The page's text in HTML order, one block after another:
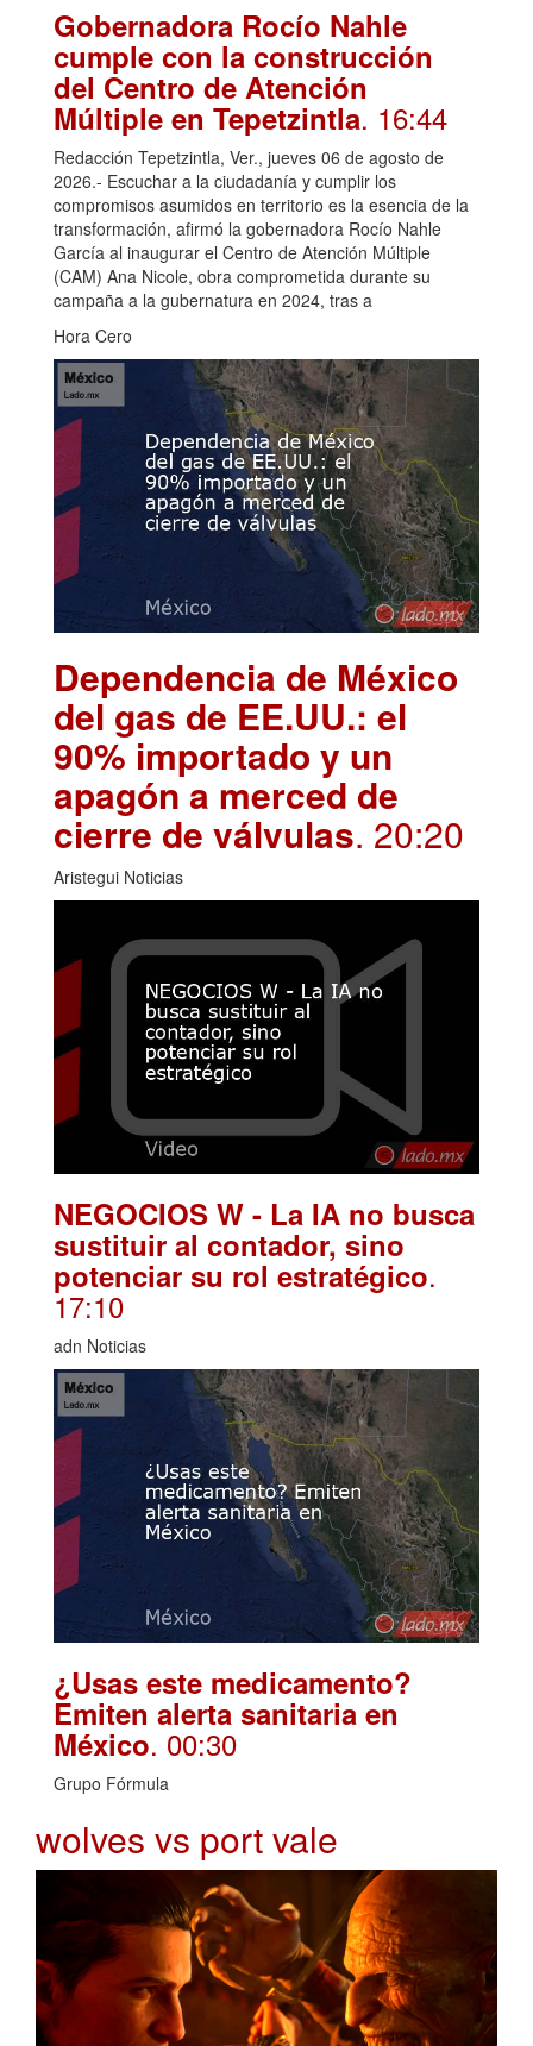
Gobernadora Rocío Nahle
cumple con la construcción
del Centro de Atención
Múltiple en Tepetzintla. 16:44
Redacción Tepetzintla, Ver., jueves 06 de agosto de
2026.- Escuchar a la ciudadanía y cumplir los
compromisos asumidos en territorio es la esencia de la
transformación, afirmó la gobernadora Rocío Nahle
García al inaugurar el Centro de Atención Múltiple
(CAM) Ana Nicole, obra comprometida durante su
campaña a la gubernatura en 2024, tras a
Hora Cero
Dependencia de México
del gas de EE.UU.: el
90% importado y un
apagón a merced de
cierre de válvulas. 20:20
Aristegui Noticias
NEGOCIOS W - La IA no busca
sustituir al contador, sino
potenciar su rol estratégico.
17:10
adn Noticias
¿Usas este medicamento?
Emiten alerta sanitaria en
México. 00:30
Grupo Fórmula
wolves vs port vale